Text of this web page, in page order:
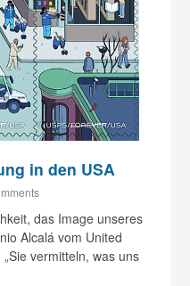
in den USA
das Image unseres
Alcalá vom United
vermitteln, was uns